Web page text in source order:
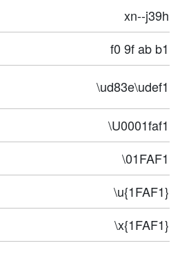
xn--j39h
f0 9f ab b1
\ud83e\udef1
\U0001faf1
\01FAF1
\u{1FAF1}
\x{1FAF1}